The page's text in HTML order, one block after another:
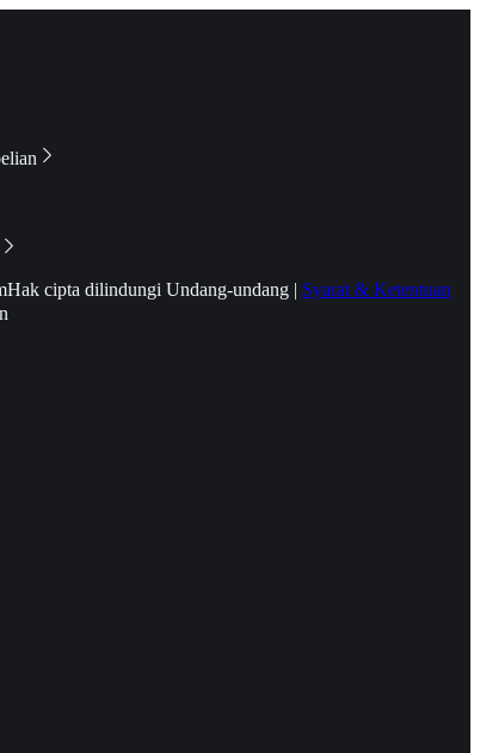
Hak cipta dilindungi Undang-undang | Syarat & Ketentuan